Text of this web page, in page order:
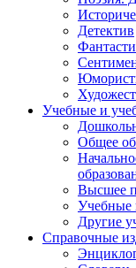
Детектив
Учебные и
Общее
Высшее
Учебные
Другие
Справочные